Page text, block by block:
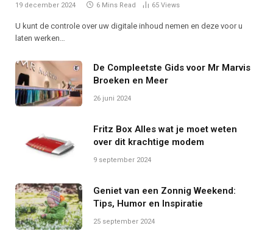
19 december 2024 6 Mins Read 65 Views
U kunt de controle over uw digitale inhoud nemen en deze voor u
laten werken…
De Compleetste Gids voor Mr Marvis
Broeken en Meer
26 juni 2024
Fritz Box Alles wat je moet weten
over dit krachtige modem
9 september 2024
Geniet van een Zonnig Weekend:
Tips, Humor en Inspiratie
25 september 2024